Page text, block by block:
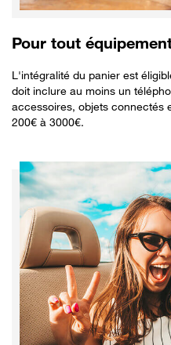
Pour tout
L'intégralité du panier est
doit inclure au moins un
accessoires, objets connectés
200€ à 3000€.